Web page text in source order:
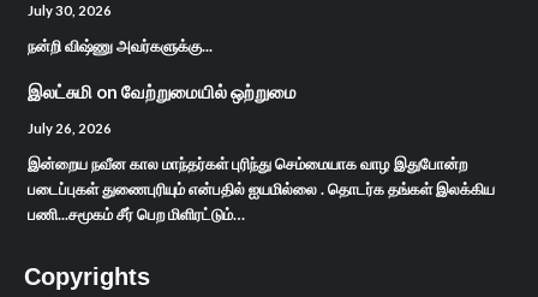
July 30, 2026
நன்றி விஷ்ணு அவர்களுக்கு...
இலட்சுமி on வேற்றுமையில் ஒற்றுமை
July 26, 2026
இன்றைய நவீன கால மாந்தர்கள் புரிந்து செம்மையாக வாழ இதுபோன்ற
படைப்புகள் துணைபுரியும் என்பதில் ஐயமில்லை . தொடர்க தங்கள் இலக்கிய
பணி...சமூகம் சீர் பெற மிளிரட்டும்…
Copyrights